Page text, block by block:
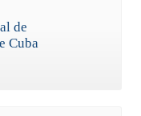
de
Cuba